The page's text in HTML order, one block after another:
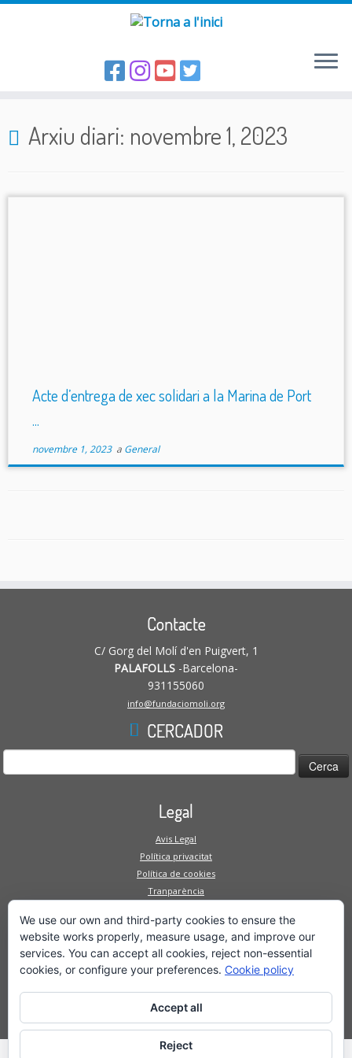
contentArxiu diari: novembre 1, 2023
Acte d’entrega de xec solidari a la Marina de Port
...
novembre 1, 2023a General
Contacte
C/ Gorg del Molí d'en Puigvert, 1
PALAFOLLS -Barcelona-
931155060
info@fundaciomoli.org
CERCADOR
Cerca:
Legal
Avis Legal
Política privacitat
Política de cookies
Tranparència
Mapa Web
Fundació
Serveis a la persona
Projectes
We use our own and third-party cookies to ensure the
website works properly, measure usage, and improve our
services. You can accept all cookies, reject non-essential
cookies, or configure your preferences. Cookie policy
Accept all
Reject